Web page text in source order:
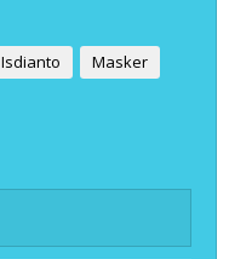
Isdianto
Masker